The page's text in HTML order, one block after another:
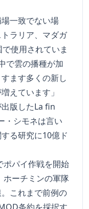
一致でない場
ラリア、マダガ
使用されていま
で雲の播種が加
ます多くの新し
えています」
版したLa fin
・シモネは言い
る研究に10億ド
ポパイ作戦を開始
ホーチミンの軍隊
これまで前例の